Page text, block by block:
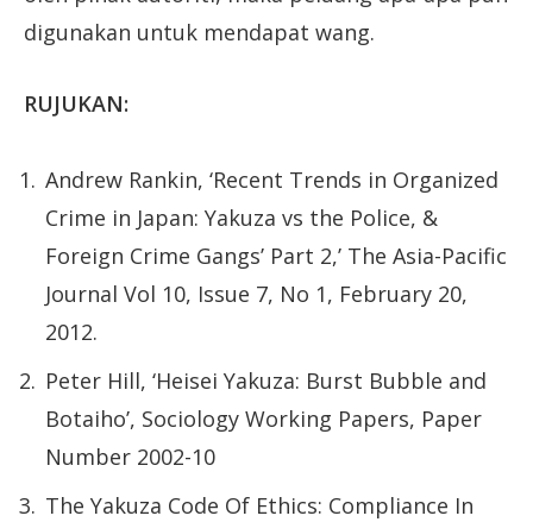
digunakan untuk mendapat wang.
RUJUKAN:
Andrew Rankin, ‘Recent Trends in Organized
Crime in Japan: Yakuza vs the Police, &
Foreign Crime Gangs’ Part 2,’ The Asia-Pacific
Journal Vol 10, Issue 7, No 1, February 20,
2012.
Peter Hill, ‘Heisei Yakuza: Burst Bubble and
Botaiho’, Sociology Working Papers, Paper
Number 2002-10
The Yakuza Code Of Ethics: Compliance In